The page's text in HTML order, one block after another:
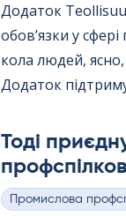
Додаток
обов’язки у
кола людей,
Додаток
Тоді
Категорії
Промислова